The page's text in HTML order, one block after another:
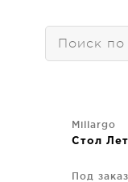
Millargo
Стол
Под заказ